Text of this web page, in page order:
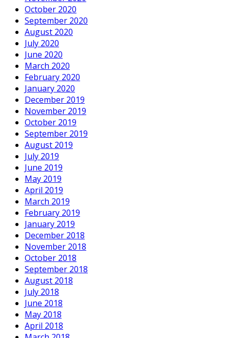
October 2020
September 2020
August 2020
July 2020
June 2020
March 2020
February 2020
January 2020
December 2019
November 2019
October 2019
September 2019
August 2019
July 2019
June 2019
May 2019
April 2019
March 2019
February 2019
January 2019
December 2018
November 2018
October 2018
September 2018
August 2018
July 2018
June 2018
May 2018
April 2018